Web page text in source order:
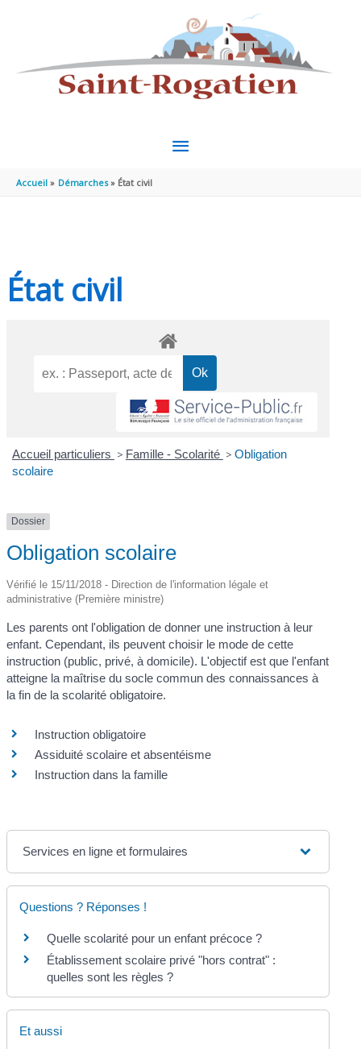
MENU
Accueil Démarches État civil
État civil
Accueil particuliers > Famille - Scolarité > Obligation
scolaire
Dossier
Obligation scolaire
Vérifié le 15/11/2018 - Direction de l'information légale et
administrative (Première ministre)
Les parents ont l'obligation de donner une instruction à leur
enfant. Cependant, ils peuvent choisir le mode de cette
instruction (public, privé, à domicile). L'objectif est que l'enfant
atteigne la maîtrise du socle commun des connaissances à
la fin de la scolarité obligatoire.
Instruction obligatoire
Assiduité scolaire et absentéisme
Instruction dans la famille
Services en ligne et formulaires
Questions ? Réponses !
Quelle scolarité pour un enfant précoce ?
Établissement scolaire privé "hors contrat" :
quelles sont les règles ?
Et aussi